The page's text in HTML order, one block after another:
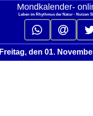
Mondkalender‑
Leben im Rhythmus der Natur - Nutzen
Freitag, den 01.